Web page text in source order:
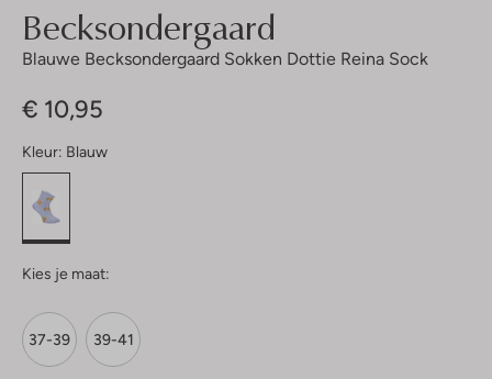
Becksondergaard
Blauwe Becksondergaard Sokken Dottie Reina Sock
€ 10,95
Kleur: Blauw
Kies je maat:
37-39 39-41